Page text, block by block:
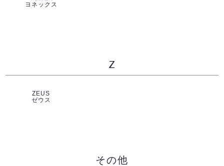
ヨネックス
Z
ZEUS
ゼウス
その他